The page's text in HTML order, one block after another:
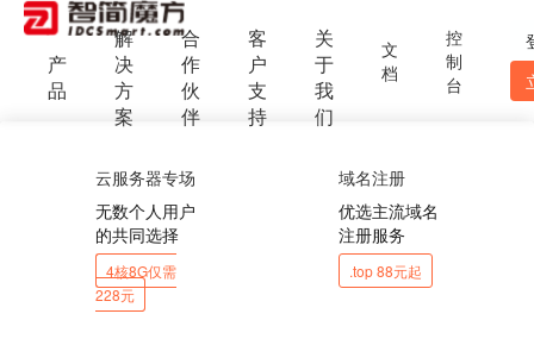
产
品
解
决
方
案
合
作
伙
伴
客
户
支
持
关
于
我
们
文
档
控
制
台
云服务器专场
无数个人用户
的共同选择
4核8G仅需
228元
域名注册
优选主流域名
注册服务
.top 88元起